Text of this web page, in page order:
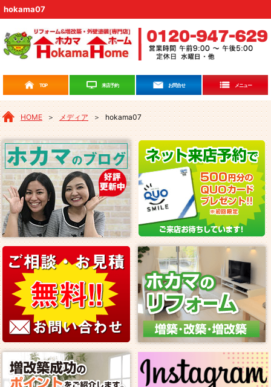
hokama07
TOP 来店予約 お問合せ メニュー
HOME ＞ メディア ＞ hokama07